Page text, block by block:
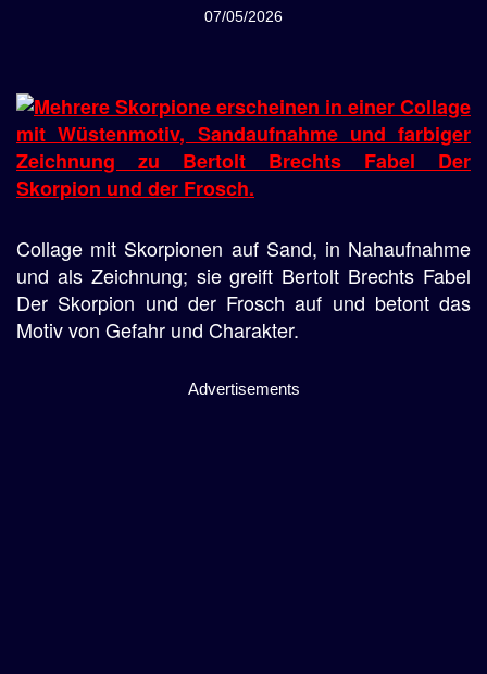
07/05/2026
Collage mit Skorpionen auf Sand, in Nahaufnahme
und als Zeichnung; sie greift Bertolt Brechts Fabel
Der Skorpion und der Frosch auf und betont das
Motiv von Gefahr und Charakter.
Advertisements